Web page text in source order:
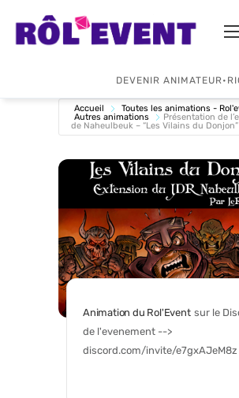
DEVENIR
Accueil
Toutes les animations -
Autres animations
Présentation de
de Naheulbeuk – “Les Vilains du Donjon”
Animation du Rol'Event sur le
de l'evenement -->
discord.com/invite/e7gxAJeM8z